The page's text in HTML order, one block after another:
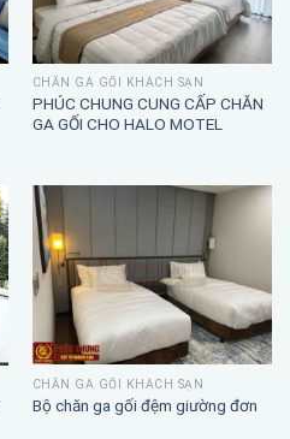
CHĂN GA GỐI KHÁCH SẠN
PHÚC CHUNG CUNG CẤP CHĂN
GA GỐI CHO HALO MOTEL
CHĂN GA GỐI KHÁCH SẠN
Bộ chăn ga gối đệm giường đơn